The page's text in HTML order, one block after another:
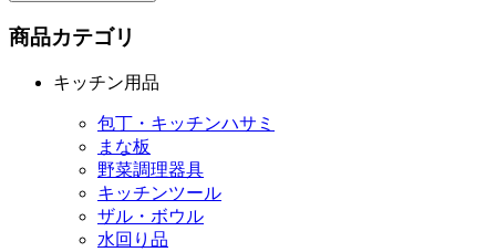
商品カテゴリ
キッチン用品
包丁・キッチンハサミ
まな板
野菜調理器具
キッチンツール
ザル・ボウル
水回り品